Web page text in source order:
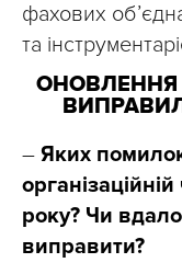
фахових
та
ОНОВЛЕННЯ
– Яких
року? Чи
виправити?